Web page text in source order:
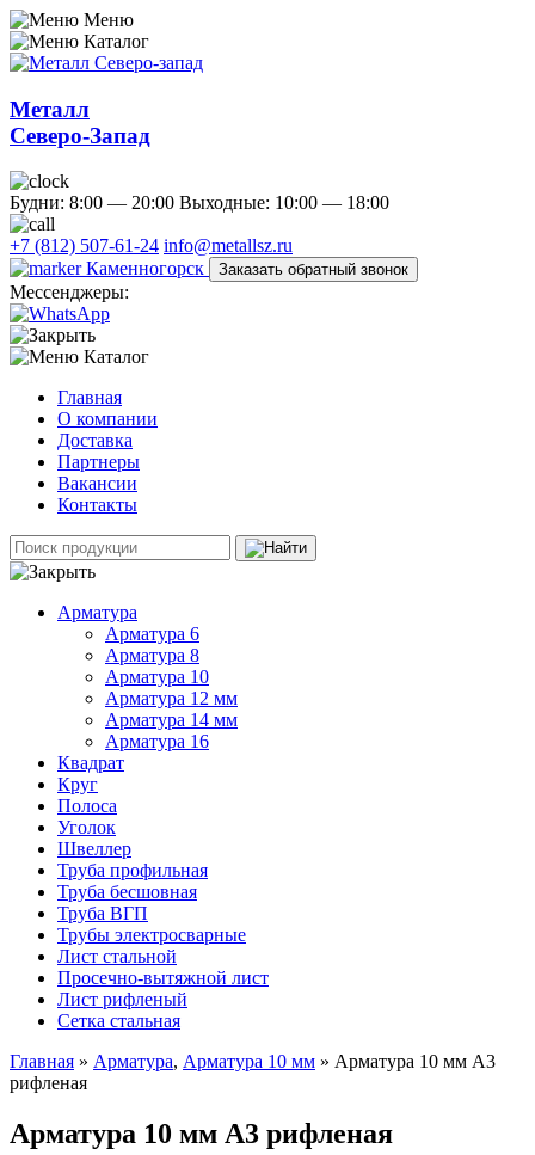
Меню
Каталог
Металл
Северо-Запад
Будни: 8:00 — 20:00 Выходные: 10:00 — 18:00
+7 (812) 507-61-24 info@metallsz.ru
Каменногорск
Заказать обратный звонок
Мессенджеры:
Каталог
Главная
О компании
Доставка
Партнеры
Вакансии
Контакты
Арматура
Арматура 6
Арматура 8
Арматура 10
Арматура 12 мм
Арматура 14 мм
Арматура 16
Квадрат
Круг
Полоса
Уголок
Швеллер
Труба профильная
Труба бесшовная
Труба ВГП
Трубы электросварные
Лист стальной
Просечно-вытяжной лист
Лист рифленый
Сетка стальная
Главная » Арматура, Арматура 10 мм » Арматура 10 мм А3
рифленая
Арматура 10 мм А3 рифленая